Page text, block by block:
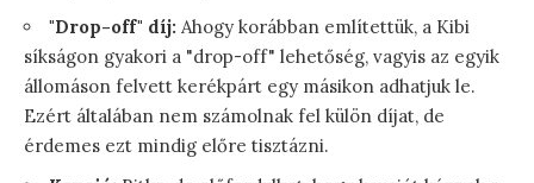
"Drop-off" díj: Ahogy korábban említettük, a Kibi
síkságon gyakori a "drop-off" lehetőség, vagyis az egyik
állomáson felvett kerékpárt egy másikon adhatjuk le.
Ezért általában nem számolnak fel külön díjat, de
érdemes ezt mindig előre tisztázni.